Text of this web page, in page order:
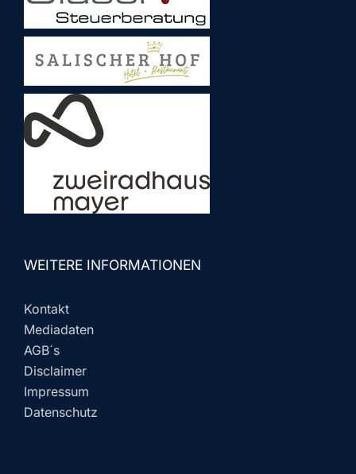
WEITERE INFORMATIONEN
Kontakt
Mediadaten
AGB´s
Disclaimer
Impressum
Datenschutz